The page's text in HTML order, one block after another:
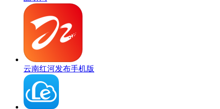
云南红河发布手机版